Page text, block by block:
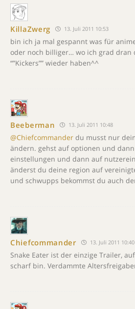
KillaZwerg 13. Juli 2011 10:53
bin ich ja mal gespannt was für
oder noch billiger… wo ich grad dran
“”Kickers”” wieder haben^^
Beeberman 13. Juli 2011 10:48
@Chiefcommander du musst nur
ändern. gehst auf optionen und
einstellungen und dann auf
änderst du deine region auf
und schwupps bekommst du auch
Chiefcommander 13. Juli 2011 10:40
Snake Eater ist der einzige Trailer,
scharf bin. Verdammte